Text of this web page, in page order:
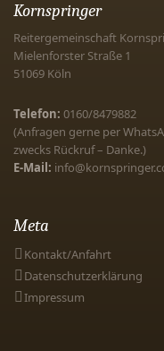
Kornspringer
Reitergemeinschaft
Mielenforster Straße 1
51069 Köln
Telefon: 0160/8479882
(Anfragen gerne per
zwecks Rückruf – Danke.)
E-Mail:
Meta
Kontakt/Anfahrt
Datenschutzerklärung
Impressum